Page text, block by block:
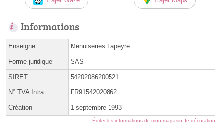
Informations
Enseigne Menuiseries Lapeyre
Forme juridique SAS
SIRET 54202086200521
N° TVA Intra. FR91542020862
Création 1 septembre 1993
Éditer les informations de mon magasin de décoration